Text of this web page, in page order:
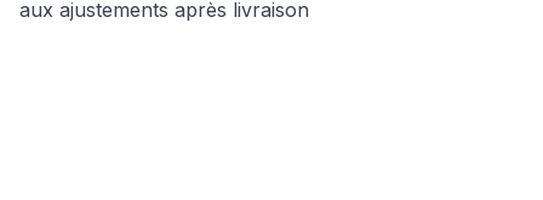
aux ajustements après livraison